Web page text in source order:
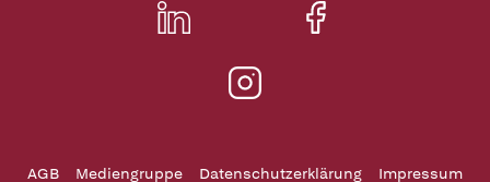
AGB Mediengruppe Datenschutzerklärung Impressum